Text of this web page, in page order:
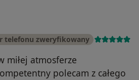
telefonu zweryfikowany
miłej atmosferze
polecam z całego